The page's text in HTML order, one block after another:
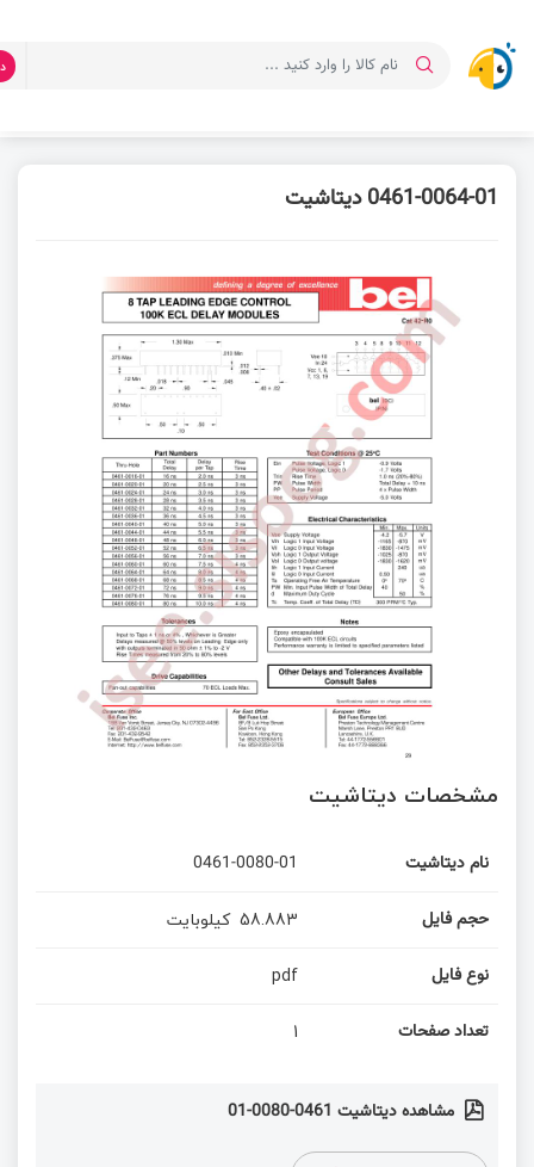
0461-0064-01 دیتاشیت
مشخصات دیتاشیت
نام دیتاشیت 0461-0080-01
حجم فایل 58.883 کیلوبایت
نوع فایل pdf
تعداد صفحات 1
مشاهده دیتاشیت 0461-0080-01